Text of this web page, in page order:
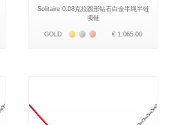
Solitaire 0.08克拉圆形钻石白金半绳半链
项链
GOLD Жёлтое золото 18К
Белое золото 18К
Розовое золото 18К
€ 1,065.00